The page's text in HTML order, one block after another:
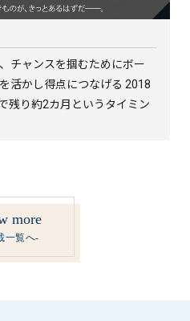
チャンスを掴むためにボー
活かし得点につなげる 2018
残り約2カ月というタイミン
more
一覧へ-